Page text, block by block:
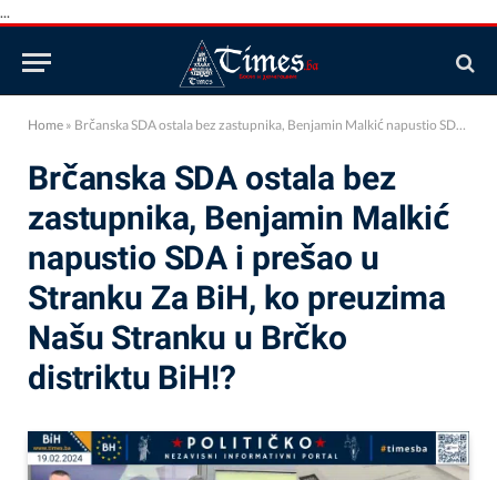
...
Home » Brčanska SDA ostala bez zastupnika, Benjamin Malkić napustio SDA i prešao u Stranku Za BiH, ko preuzima Našu Stranku u Brčko distriktu BiH!?
Brčanska SDA ostala bez
zastupnika, Benjamin Malkić
napustio SDA i prešao u
Stranku Za BiH, ko preuzima
Našu Stranku u Brčko
distriktu BiH!?